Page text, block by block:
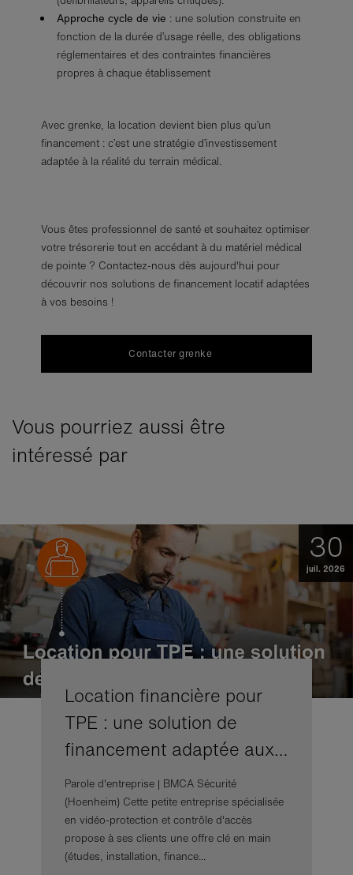
Approche cycle de vie : une solution construite en
fonction de la durée d’usage réelle, des obligations
réglementaires et des contraintes financières
propres à chaque établissement
Avec grenke, la location devient bien plus qu’un
financement : c’est une stratégie d’investissement
adaptée à la réalité du terrain médical.
Vous êtes professionnel de santé et souhaitez optimiser
votre trésorerie tout en accédant à du matériel médical
de pointe ? Contactez-nous dès aujourd'hui pour
découvrir nos solutions de financement locatif adaptées
à vos besoins !
Contacter grenke
Vous pourriez aussi être
intéressé par
30
juil. 2026
Location financière pour
TPE : une solution de
financement adaptée aux…
Parole d'entreprise | BMCA Sécurité
(Hoenheim) Cette petite entreprise spécialisée
en vidéo-protection et contrôle d'accès
propose à ses clients une offre clé en main
(études, installation, finance...